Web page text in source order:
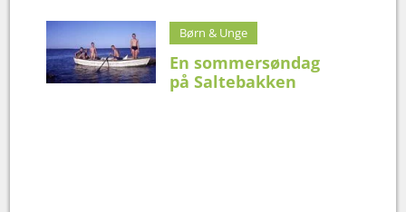
Børn & Unge
En sommersøndag
på Saltebakken